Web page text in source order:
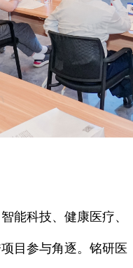
科技、健康医疗、
目参与角逐。铭研医